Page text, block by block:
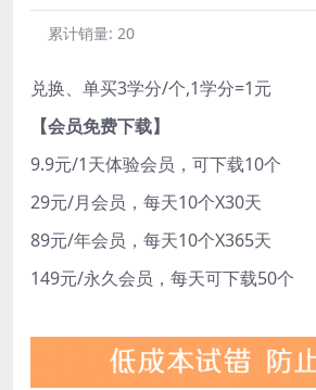
累计销量: 20
兑换、单买3学分/个,1学分=1元
【会员免费下载】
9.9元/1天体验会员，可下载10个
29元/月会员，每天10个X30天
89元/年会员，每天10个X365天
149元/永久会员，每天可下载50个